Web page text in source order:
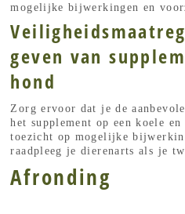
mogelijke bijwerkingen en
geven van
hond
Zorg ervoor dat je de
het supplement op een koele
toezicht op mogelijke
raadpleeg je dierenarts als je
Afronding